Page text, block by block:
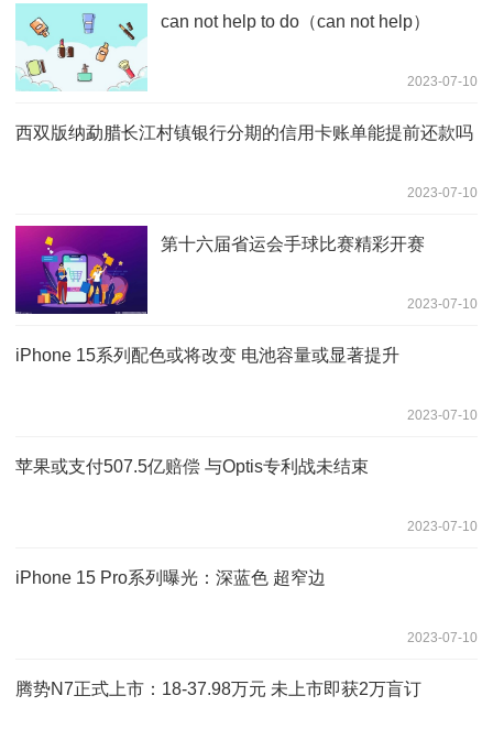
can not help to do（can not help）
2023-07-10
西双版纳勐腊长江村镇银行分期的信用卡账单能提前还款吗
2023-07-10
第十六届省运会手球比赛精彩开赛
2023-07-10
iPhone 15系列配色或将改变 电池容量或显著提升
2023-07-10
苹果或支付507.5亿赔偿 与Optis专利战未结束
2023-07-10
iPhone 15 Pro系列曝光：深蓝色 超窄边
2023-07-10
腾势N7正式上市：18-37.98万元 未上市即获2万盲订